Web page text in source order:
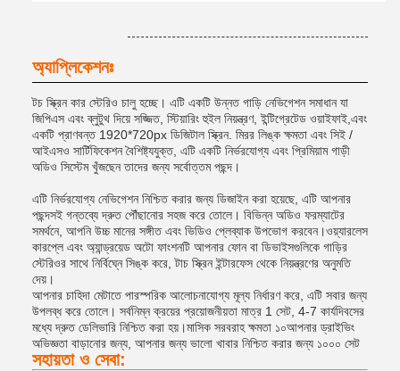
অ্যাপ্লিকেশনঃ
টচ স্ক্রিন কার স্টেরিও চালু হচ্ছে। এটি একটি উন্নত গাড়ি নেভিগেশন সমাধান যা
জিপিএস এবং ব্লুটুথ দিয়ে সজ্জিত, স্টিয়ারিং হুইল নিয়ন্ত্রণ, ইন্টিগ্রেটেড ওয়াইফাই,এবং
একটি প্রাণবন্ত 1920*720px ডিজিটাল স্ক্রিন. মিরর লিঙ্ক ক্ষমতা এবং সিই /
আইএসও সার্টিফিকেশন বৈশিষ্ট্যযুক্ত, এটি একটি নির্ভরযোগ্য এবং প্রিমিয়াম গাড়ী
অডিও সিস্টেম খুঁজছেন তাদের জন্য সর্বোত্তম পছন্দ।
এটি নির্ভরযোগ্য নেভিগেশন নিশ্চিত করার জন্য ডিজাইন করা হয়েছে, এটি আপনার
পছন্দসই গন্তব্যে দ্রুত পৌঁছানোর সহজ করে তোলে। বিভিন্ন অডিও ফরম্যাটের
সমর্থনে, আপনি উচ্চ মানের সঙ্গীত এবং ভিডিও প্লেব্যাক উপভোগ করবেন।ওয়্যারলেস
কারপ্লে এবং অ্যান্ড্রয়েড অটো ফাংশনটি আপনার ফোন বা ডিভাইসগুলিকে গাড়ির
স্টেরিওর সাথে নির্বিঘ্নে সিঙ্ক করে, টাচ স্ক্রিন ইন্টারফেস থেকে নিয়ন্ত্রণের অনুমতি
দেয়।
আপনার চাহিদা মেটাতে পারস্পরিক আলোচনাযোগ্য মূল্য নির্ধারণ করে, এটি সবার জন্য
উপলব্ধ করে তোলে। সর্বনিম্ন ক্রয়ের প্রয়োজনীয়তা মাত্র 1 সেট, 4-7 কার্যদিবসের
মধ্যে দ্রুত ডেলিভারি নিশ্চিত করা হয়।মাসিক সরবরাহ ক্ষমতা ১০আপনার ড্রাইভিং
অভিজ্ঞতা বাড়ানোর জন্য, আপনার জন্য ভালো খাবার নিশ্চিত করার জন্য ১০০০ সেট
সহায়তা ও সেবা: